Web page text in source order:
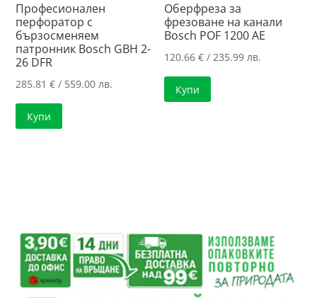
Професионален
перфоратор с
бързосменяем
патронник Bosch GBH 2-
26 DFR
285.81€ / 559.00 лв.
Купи
Оберфреза за
фрезоване на канали
Bosch POF 1200 AE
120.66€ / 235.99 лв.
Купи